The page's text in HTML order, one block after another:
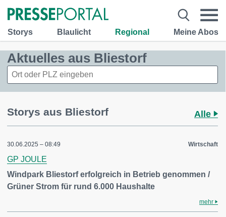
Storys Blaulicht Regional Meine Abos
Aktuelles aus Bliestorf
Storys aus Bliestorf Alle
30.06.2025 – 08:49 Wirtschaft
GP JOULE
Windpark Bliestorf erfolgreich in Betrieb genommen /
Grüner Strom für rund 6.000 Haushalte
mehr